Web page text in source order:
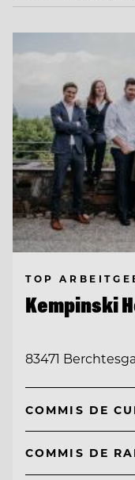
TOP
Kempinski
83471
COMMIS DE
COMMIS DE